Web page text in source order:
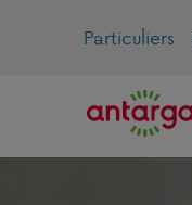
Particuliers